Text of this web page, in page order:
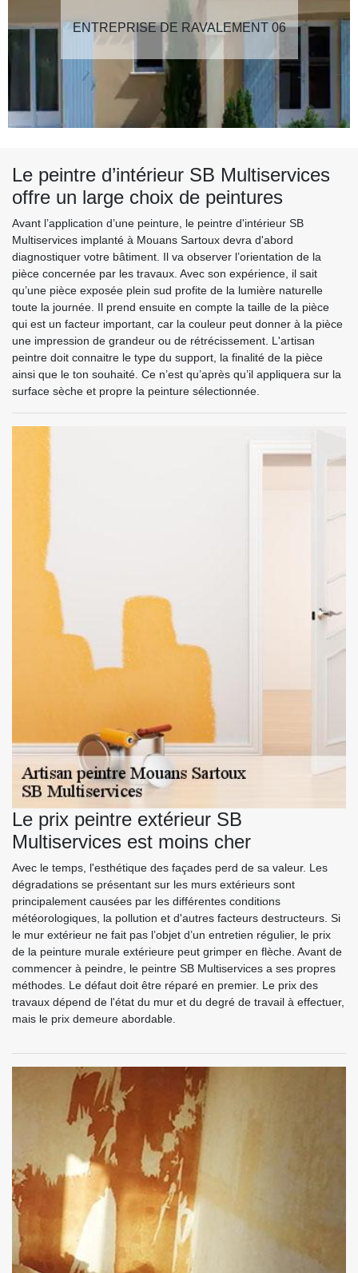
ENTREPRISE DE RAVALEMENT 06
Le peintre d’intérieur SB Multiservices
offre un large choix de peintures
Avant l’application d’une peinture, le peintre d'intérieur SB
Multiservices implanté à Mouans Sartoux devra d'abord
diagnostiquer votre bâtiment. Il va observer l’orientation de la
pièce concernée par les travaux. Avec son expérience, il sait
qu’une pièce exposée plein sud profite de la lumière naturelle
toute la journée. Il prend ensuite en compte la taille de la pièce
qui est un facteur important, car la couleur peut donner à la pièce
une impression de grandeur ou de rétrécissement. L'artisan
peintre doit connaitre le type du support, la finalité de la pièce
ainsi que le ton souhaité. Ce n’est qu’après qu’il appliquera sur la
surface sèche et propre la peinture sélectionnée.
Le prix peintre extérieur SB
Multiservices est moins cher
Avec le temps, l'esthétique des façades perd de sa valeur. Les
dégradations se présentant sur les murs extérieurs sont
principalement causées par les différentes conditions
météorologiques, la pollution et d'autres facteurs destructeurs. Si
le mur extérieur ne fait pas l’objet d’un entretien régulier, le prix
de la peinture murale extérieure peut grimper en flèche. Avant de
commencer à peindre, le peintre SB Multiservices a ses propres
méthodes. Le défaut doit être réparé en premier. Le prix des
travaux dépend de l'état du mur et du degré de travail à effectuer,
mais le prix demeure abordable.